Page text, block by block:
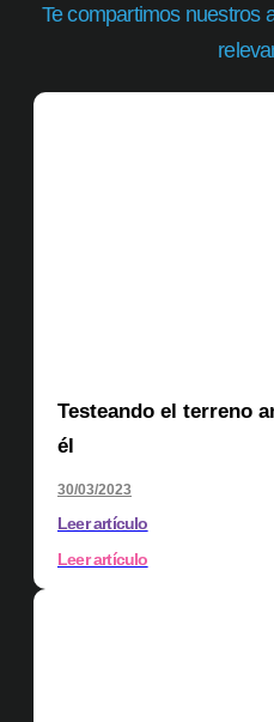
Te compartimos nuestros
Testeando el terreno
él
30/03/2023
Leer artículo
Leer artículo